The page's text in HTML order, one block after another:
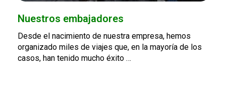
Nuestros embajadores
Desde el nacimiento de nuestra empresa, hemos
organizado miles de viajes que, en la mayoría de los
casos, han tenido mucho éxito …